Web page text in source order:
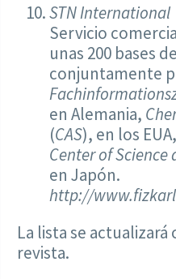
STN International
Servicio
unas 200 bases
conjuntamente
en Alemania,
(CAS), en los
Center of Science
en Japón.
http://
La lista se
revista.